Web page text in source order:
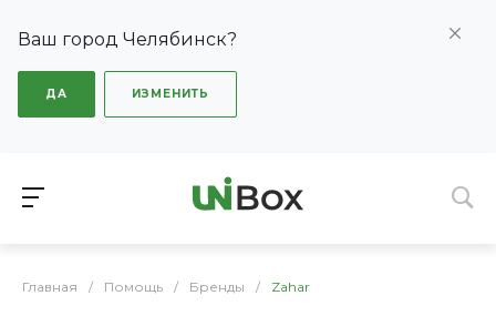
Ваш город Челябинск?
ДА ИЗМЕНИТЬ
Главная / Помощь / Бренды / Zahar